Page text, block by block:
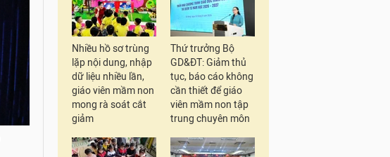
Nhiều hồ sơ trùng
lặp nội dung, nhập
dữ liệu nhiều lần,
giáo viên mầm non
mong rà soát cắt
giảm
Thứ trưởng Bộ
GD&ĐT: Giảm thủ
tục, báo cáo không
cần thiết để giáo
viên mầm non tập
trung chuyên môn